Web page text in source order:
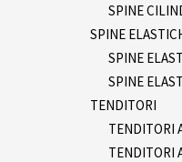
SPINE
SPINE
SPINE
SPINE
TENDITORI
TENDITORI
TENDITORI